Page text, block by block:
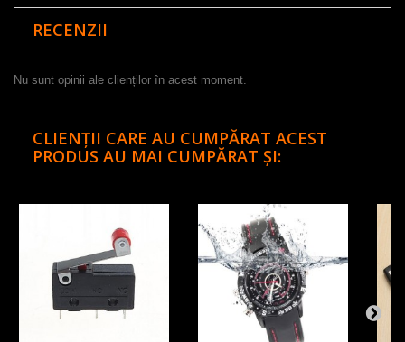
RECENZII
Nu sunt opinii ale clienților în acest moment.
CLIENȚII CARE AU CUMPĂRAT ACEST
PRODUS AU MAI CUMPĂRAT ȘI: